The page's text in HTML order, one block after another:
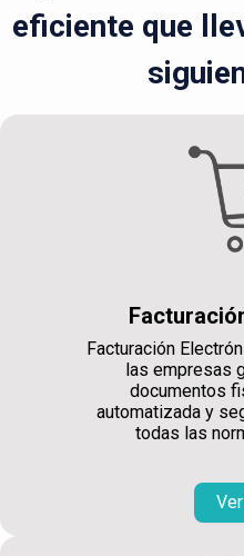
eficiente que
Facturación
las empresas
documentos
automatizada y
todas las